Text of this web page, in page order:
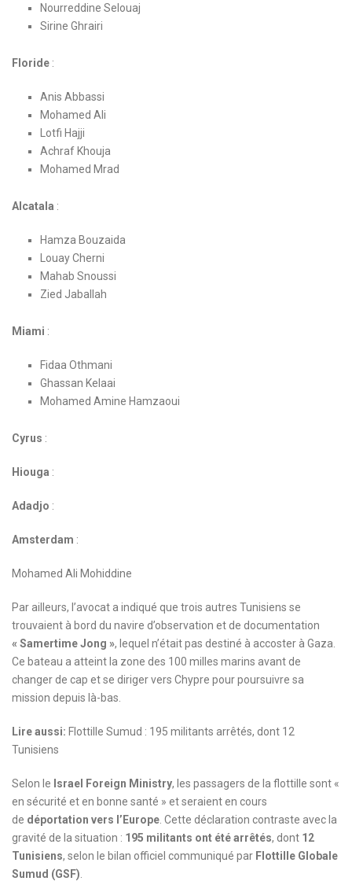
Nourreddine Selouaj
Sirine Ghrairi
Floride :
Anis Abbassi
Mohamed Ali
Lotfi Hajji
Achraf Khouja
Mohamed Mrad
Alcatala :
Hamza Bouzaida
Louay Cherni
Mahab Snoussi
Zied Jaballah
Miami :
Fidaa Othmani
Ghassan Kelaai
Mohamed Amine Hamzaoui
Cyrus :
Hiouga :
Adadjo :
Amsterdam :
Mohamed Ali Mohiddine
Par ailleurs, l’avocat a indiqué que trois autres Tunisiens se
trouvaient à bord du navire d’observation et de documentation
« Samertime Jong », lequel n’était pas destiné à accoster à Gaza.
Ce bateau a atteint la zone des 100 milles marins avant de
changer de cap et se diriger vers Chypre pour poursuivre sa
mission depuis là-bas.
Lire aussi: Flottille Sumud : 195 militants arrêtés, dont 12
Tunisiens
Selon le Israel Foreign Ministry, les passagers de la flottille sont «
en sécurité et en bonne santé » et seraient en cours
de déportation vers l’Europe . Cette déclaration contraste avec la
gravité de la situation : 195 militants ont été arrêtés, dont 12
Tunisiens, selon le bilan officiel communiqué par Flottille Globale
Sumud (GSF)